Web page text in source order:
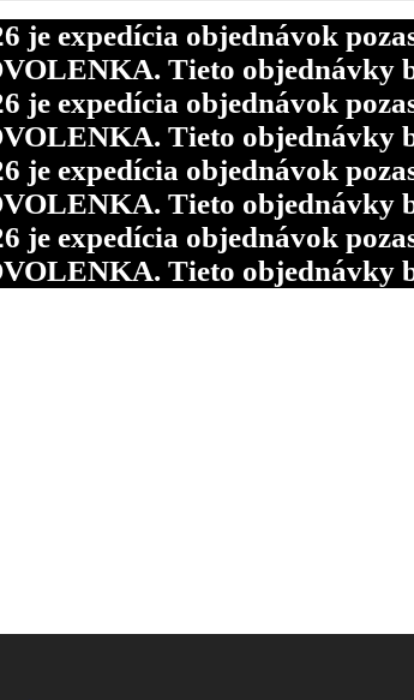
je expedícia objednávok
Tieto objednávky
je expedícia objednávok
Tieto objednávky
je expedícia objednávok
Tieto objednávky
je expedícia objednávok
Tieto objednávky